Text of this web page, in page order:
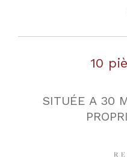
10
SITUÉE A 30